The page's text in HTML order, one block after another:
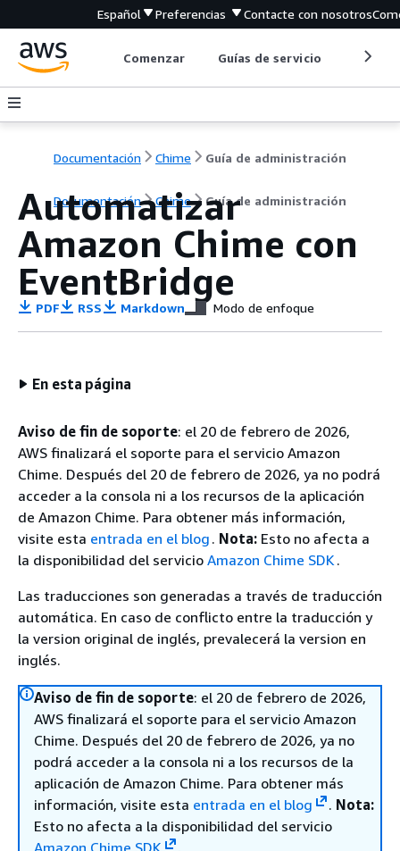
Español Preferencias Contacte con nosotros
Comenzar Guías de servicio
Documentación Chime Guía de administración
Documentación Chime Guía de administración
Automatizar
Amazon Chime con
EventBridge
PDF RSS Markdown Modo de enfoque
En esta página
Aviso de fin de soporte: el 20 de febrero de 2026,
AWS finalizará el soporte para el servicio Amazon
Chime. Después del 20 de febrero de 2026, ya no podrá
acceder a la consola ni a los recursos de la aplicación
de Amazon Chime. Para obtener más información,
visite esta entrada en el blog . Nota:Esto no afecta a
la disponibilidad del servicio Amazon Chime SDK.
Las traducciones son generadas a través de traducción
automática. En caso de conflicto entre la traducción y
la version original de inglés, prevalecerá la version en
inglés.
Aviso de fin de soporte: el 20 de febrero de 2026,
AWS finalizará el soporte para el servicio Amazon
Chime. Después del 20 de febrero de 2026, ya no
podrá acceder a la consola ni a los recursos de la
aplicación de Amazon Chime. Para obtener más
información, visite esta entrada en el blog . Nota:
Esto no afecta a la disponibilidad del servicio
Amazon Chime SDK
.